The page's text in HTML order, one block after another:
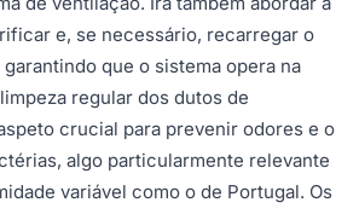
e, se necessário, recarregar o
que o sistema opera na
regular dos dutos de
crucial para prevenir odores e o
algo particularmente relevante
variável como o de Portugal. Os